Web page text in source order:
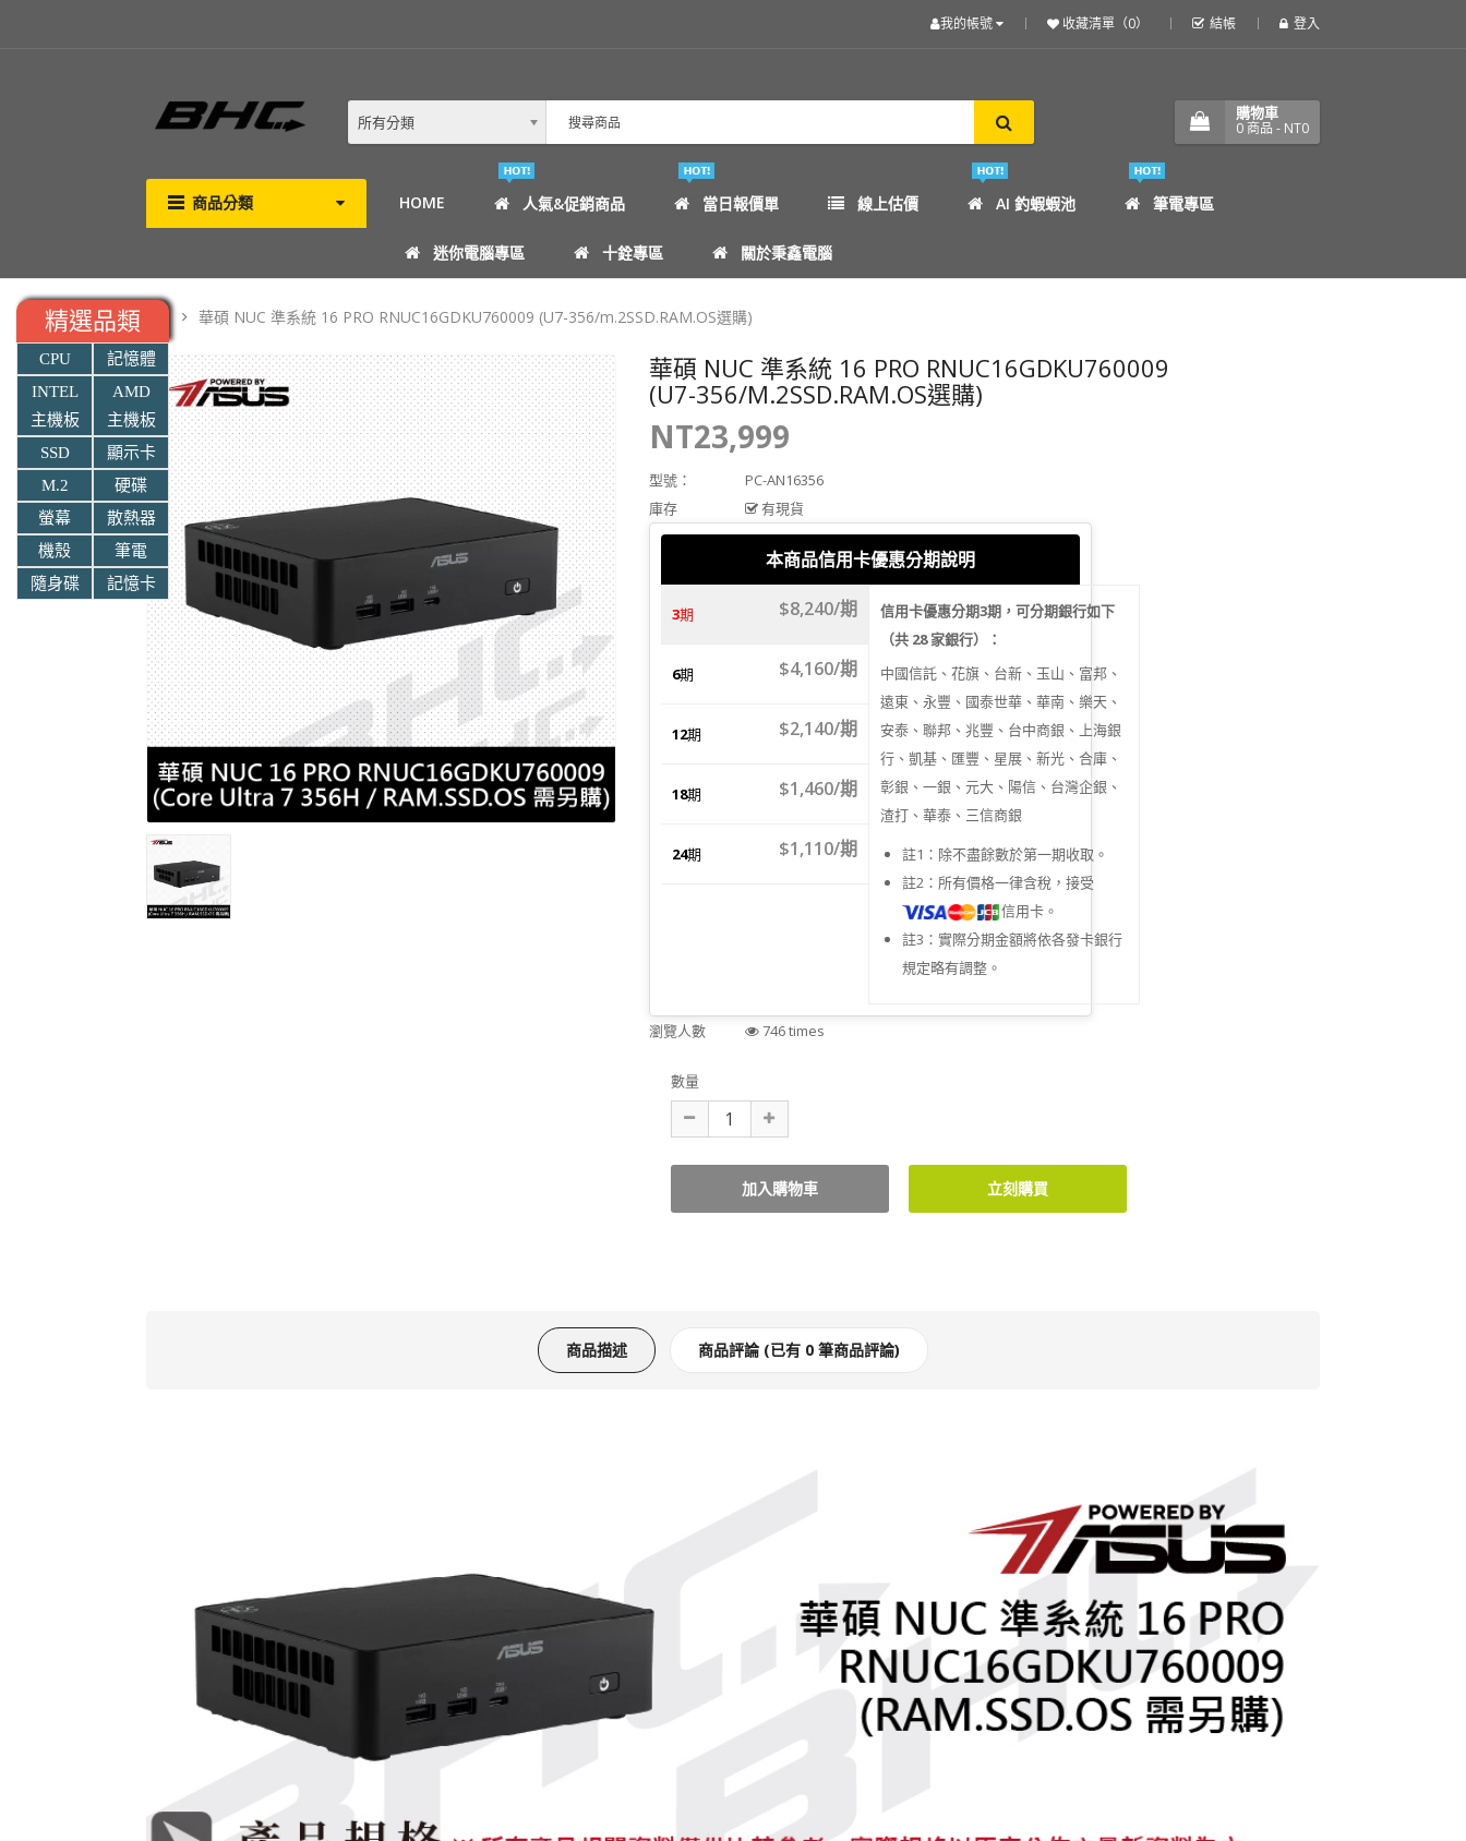
我的帳號 收藏清單（0） 結帳 登入
所有分類 購物車
0商品 - NT0
商品分類 HOME 人氣&促銷商品 當日報價單 線上估價 AI 釣蝦蝦池 筆電專區
迷你電腦專區 十銓專區 關於秉鑫電腦
華碩 NUC 準系統 16 PRO RNUC16GDKU760009 (U7-356/m.2SSD.RAM.OS選購)
華碩 NUC 準系統 16 PRO RNUC16GDKU760009
(U7-356/m.2SSD.RAM.OS選購)
NT23,999
型號：
PC-AN16356
庫存
有現貨
本商品信用卡優惠分期說明
3期 $8,240/期
6期 $4,160/期
12期 $2,140/期
18期 $1,460/期
24期 $1,110/期
信用卡優惠分期3期，可分期銀行如下
（共 28 家銀行）：
中國信託、花旗、台新、玉山、富邦、
遠東、永豐、國泰世華、華南、樂天、
安泰、聯邦、兆豐、台中商銀、上海銀
行、凱基、匯豐、星展、新光、合庫、
彰銀、一銀、元大、陽信、台灣企銀、
渣打、華泰、三信商銀
註1：除不盡餘數於第一期收取。
註2：所有價格一律含稅，接受
信用卡。
註3：實際分期金額將依各發卡銀行
規定略有調整。
瀏覽人數 746 times
數量
精選品類
CPU
記憶體
INTEL
主機板
AMD
主機板
SSD
顯示卡
M.2
硬碟
螢幕
散熱器
機殼
筆電
隨身碟
記憶卡
商品描述 商品評論 (已有 0 筆商品評論)